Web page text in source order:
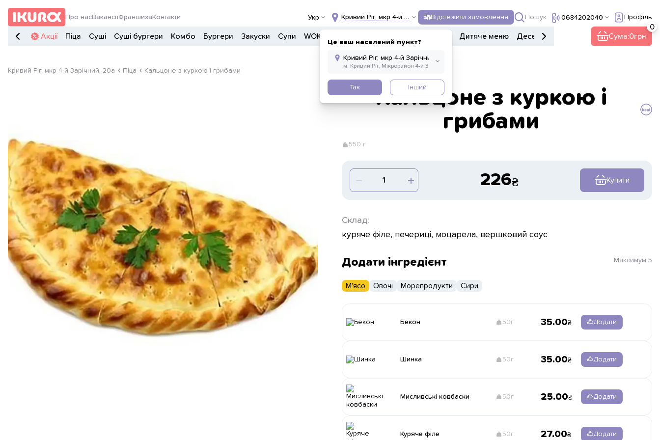
Про насВакансіїФраншиза Контакти Укр Кривий Ріг, мкр 4-й Зарічний, 20а
Це ваш населений пункт?
Так Інший
Відстежити замовлення Пошук 0684202040 Профіль
Акції Піца Суші Суші бургери Комбо Бургери Закуски Супи WOK Дитяче меню Десерти Інше Сума:0
Кривий Ріг, мкр 4-й Зарічний, 20а Піца Кальцоне з куркою і грибами
Кальцоне з куркою і
грибами
550 г
226 Купити
Склад:
куряче філе, печериці, моцарела, вершковий соус
Додати інгредієнт Максимум 5
М'ясо Овочі Морепродукти Сири
Бекон 50г 35.00 Додати
Шинка 50г 35.00 Додати
Мисливські ковбаски 50г 25.00 Додати
Куряче філе 50г 27.00 Додати